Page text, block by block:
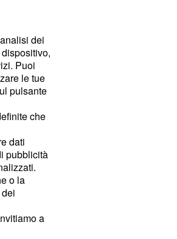
dei
Puoi
le tue
pulsante
che
dati
pubblicità
o la
a